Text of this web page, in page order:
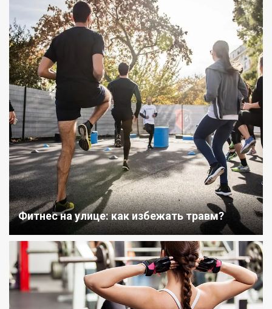
Фитнес на улице: как избежать травм?